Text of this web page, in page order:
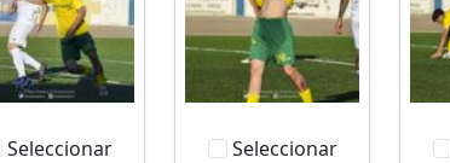
Seleccionar Seleccionar